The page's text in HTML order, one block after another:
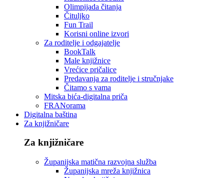
Olimpijada čitanja
Čituljko
Fun Trail
Korisni online izvori
Za roditelje i odgajatelje
BookTalk
Male knjižnice
Vrećice pričalice
Predavanja za roditelje i stručnjake
Čitamo s vama
Mitska bića-digitalna priča
FRANorama
Digitalna baština
Za knjižničare
Za knjižničare
Županijska matična razvojna služba
Županijska mreža knjižnica